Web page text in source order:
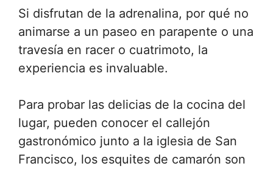
Si disfrutan de la adrenalina, por qué no
animarse a un paseo en parapente o una
travesía en racer o cuatrimoto, la
experiencia es invaluable.
Para probar las delicias de la cocina del
lugar, pueden conocer el callejón
gastronómico junto a la iglesia de San
Francisco, los esquites de camarón son